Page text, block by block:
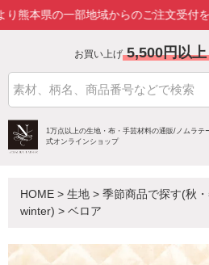
一部地域からのご注文受付を一時停止
お買い上げ 5,500円以上
1万点以上の生地・布・手芸材料の通販/ ノムラテ
式オンラインショップ
HOME > 生地 > 季節商品で探す(秋
winter) > ベロア